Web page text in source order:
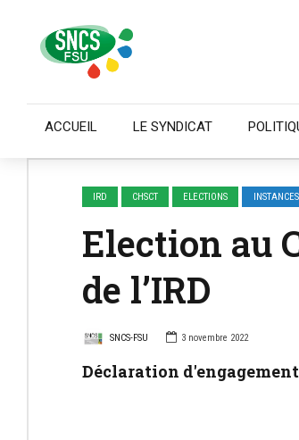
ACCUEIL LE SYNDICAT
IRD CHSCT ELECTIONS
Election au
de l’IRD
SNCS-FSU 3 novembre 2022
Déclaration d'engagement